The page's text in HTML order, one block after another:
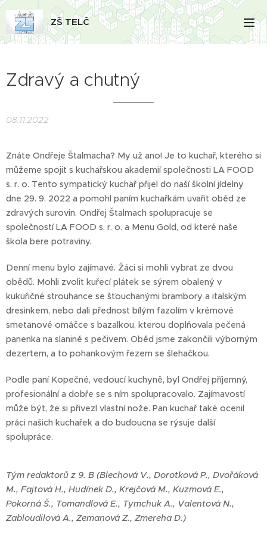
ZŠ TELČ
Zdravý a chutný
08.11.2022
Znáte Ondřeje Štalmacha? My už ano! Je to kuchař, kterého si
můžeme spojit s kuchařskou akademií společnosti LA FOOD
s. r. o. Tento sympatický kuchař přijel do naší školní jídelny
dne 29. 9. 2022 a pomohl paním kuchařkám uvařit oběd ze
zdravých surovin. Ondřej Štalmach spolupracuje se
společností LA FOOD s. r. o. a Menu Gold, od které naše
škola bere potraviny.
Denní menu bylo zajímavé. Žáci si mohli vybrat ze dvou
obědů. Mohli zvolit kuřecí plátek se sýrem obalený v
kukuřičné strouhance se šťouchanými brambory a italským
dresinkem, nebo dali přednost bílým fazolím v krémové
smetanové omáčce s bazalkou, kterou doplňovala pečená
panenka na slanině s pečivem. Oběd jsme zakončili výborným
dezertem, a to pohankovým řezem se šlehačkou.
Podle paní Kopečné, vedoucí kuchyně, byl Ondřej příjemný,
profesionální a dobře se s ním spolupracovalo. Zajímavostí
může být, že si přivezl vlastní nože. Pan kuchař také ocenil
práci našich kuchařek a do budoucna se rýsuje další
spolupráce.
Tým redaktorů z 9. B (Blechová V., Dorotková P., Dvořáková
M., Fajtová H., Hudínek D., Krejčová M., Kuzmová E.,
Pokorná Š., Tomandlová E., Tymchuk A., Valentová N.,
Zabloudilová A., Zemanová Z., Zmereha D.)